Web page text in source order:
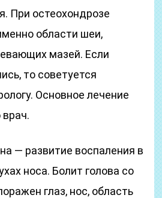
При остеохондрозе
области шеи,
мазей. Если
то советуется
Основное лечение
врач.
— развитие воспаления в
носа. Болит голова со
глаз, нос, область